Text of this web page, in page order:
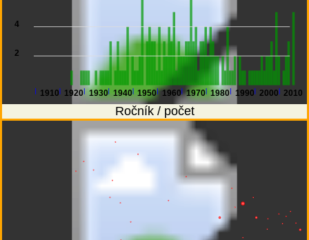
1910 1920 1930 1940 1950 1960 1970 1980 1990 2000 2010
2
4
Ročník / počet